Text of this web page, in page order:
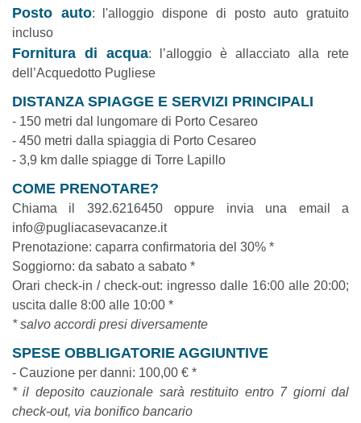
Posto auto: l'alloggio dispone di posto auto gratuito
incluso
Fornitura di acqua: l’alloggio è allacciato alla rete
dell’Acquedotto Pugliese
DISTANZA SPIAGGE E SERVIZI PRINCIPALI
- 150 metri dal lungomare di Porto Cesareo
- 450 metri dalla spiaggia di Porto Cesareo
- 3,9 km dalle spiagge di Torre Lapillo
COME PRENOTARE?
Chiama il 392.6216450 oppure invia una email a
info@pugliacasevacanze.it
Prenotazione: caparra confirmatoria del 30% *
Soggiorno: da sabato a sabato *
Orari check-in / check-out: ingresso dalle 16:00 alle 20:00;
uscita dalle 8:00 alle 10:00 *
* salvo accordi presi diversamente
SPESE OBBLIGATORIE AGGIUNTIVE
- Cauzione per danni: 100,00 € *
* il deposito cauzionale sarà restituito entro 7 giorni dal
check-out, via bonifico bancario